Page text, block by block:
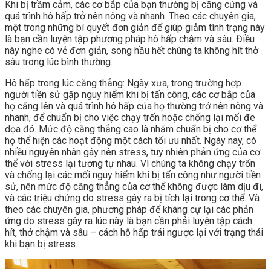
Khi bị trầm cảm, các cơ bắp của bạn thường bị căng cứng và
quá trình hô hấp trở nên nông và nhanh. Theo các chuyên gia,
một trong những bí quyết đơn giản để giúp giảm tình trạng này
là bạn cần luyện tập phương pháp hô hấp chậm và sâu. Điều
này nghe có vẻ đơn giản, song hầu hết chúng ta không hít thở
sâu trong lúc bình thường.
Hô hấp trong lúc căng thẳng: Ngày xưa, trong trường hợp
người tiền sử gặp nguy hiểm khi bị tấn công, các cơ bắp của
họ căng lên và quá trình hô hấp của họ thường trở nên nông và
nhanh, để chuẩn bị cho việc chạy trốn hoặc chống lại mối đe
dọa đó. Mức độ căng thẳng cao là nhằm chuẩn bị cho cơ thể
họ thể hiện các hoạt động một cách tối ưu nhất. Ngày nay, có
nhiều nguyên nhân gây nên stress, tuy nhiên phản ứng của cơ
thể với stress lại tương tự nhau. Vì chúng ta không chạy trốn
và chống lại các mối nguy hiểm khi bị tấn công như người tiền
sử, nên mức độ căng thẳng của cơ thể không được làm dịu đi,
và các triệu chứng do stress gây ra bị tích lại trong cơ thể. Và
theo các chuyên gia, phương pháp để kháng cự lại các phản
ứng do stress gây ra lúc này là bạn cần phải luyện tập cách
hít, thở chậm và sâu – cách hô hấp trái ngược lại với trạng thái
khi bạn bị stress.